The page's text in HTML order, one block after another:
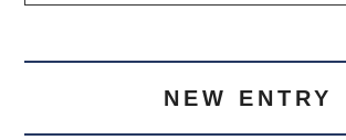
NEW ENTRY